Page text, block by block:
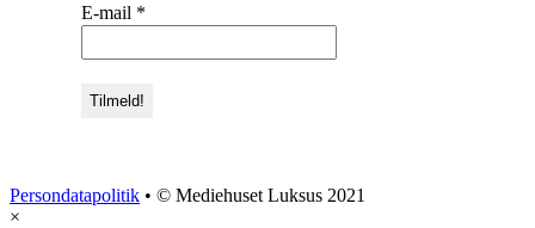
E-mail *
Persondatapolitik • © Mediehuset Luksus 2021
×